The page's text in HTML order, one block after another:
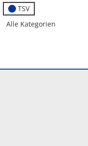
TSV
Alle Kategorien